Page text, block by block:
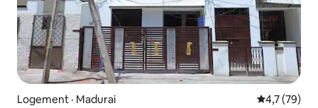
Logement · Madurai Note
4,7 (79)